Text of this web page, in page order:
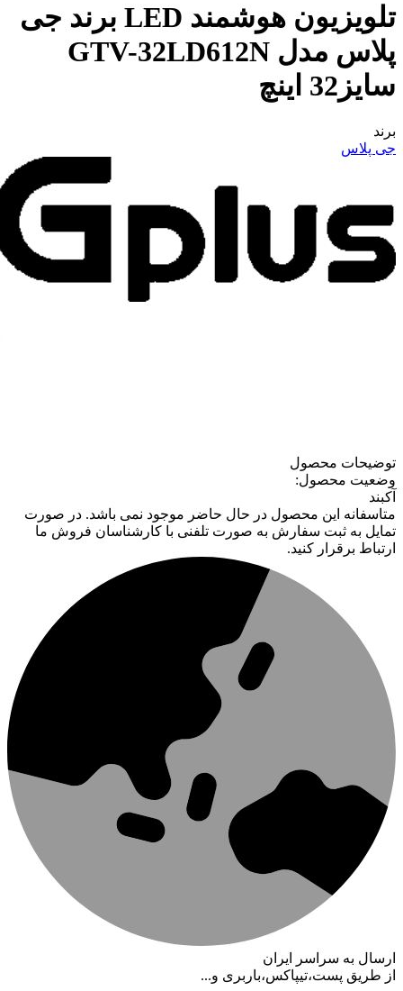
تلویزیون هوشمند LED برند جی
پلاس مدل GTV-32LD612N
سایز32 اینچ
برند
جی پلاس
توضیحات محصول
وضعیت محصول:
آکبند
متاسفانه این محصول در حال حاضر موجود نمی باشد. در صورت
تمایل به ثبت سفارش به صورت تلفنی با کارشناسان فروش ما
ارتباط برقرار کنید.
ارسال به سراسر ایران
از طریق پست،تیپاکس،باربری و...